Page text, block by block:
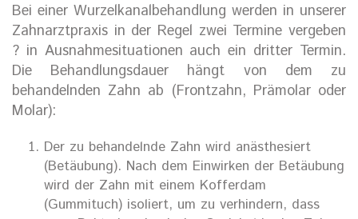
Bei einer Wurzelkanalbehandlung werden in unserer
Zahnarztpraxis in der Regel zwei Termine vergeben
? in Ausnahmesituationen auch ein dritter Termin.
Die Behandlungsdauer hängt von dem zu
behandelnden Zahn ab (Frontzahn, Prämolar oder
Molar):
Der zu behandelnde Zahn wird anästhesiert
(Betäubung). Nach dem Einwirken der Betäubung
wird der Zahn mit einem Kofferdam
(Gummituch) isoliert, um zu verhindern, dass